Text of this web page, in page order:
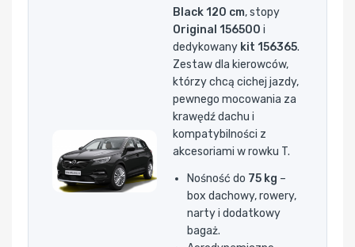
Black 120 cm, stopy
Original 156500 i
dedykowany kit 156365.
Zestaw dla kierowców,
którzy chcą cichej jazdy,
pewnego mocowania za
krawędź dachu i
kompatybilności z
akcesoriami w rowku T.
Nośność do 75 kg –
box dachowy, rowery,
narty i dodatkowy
bagaż.